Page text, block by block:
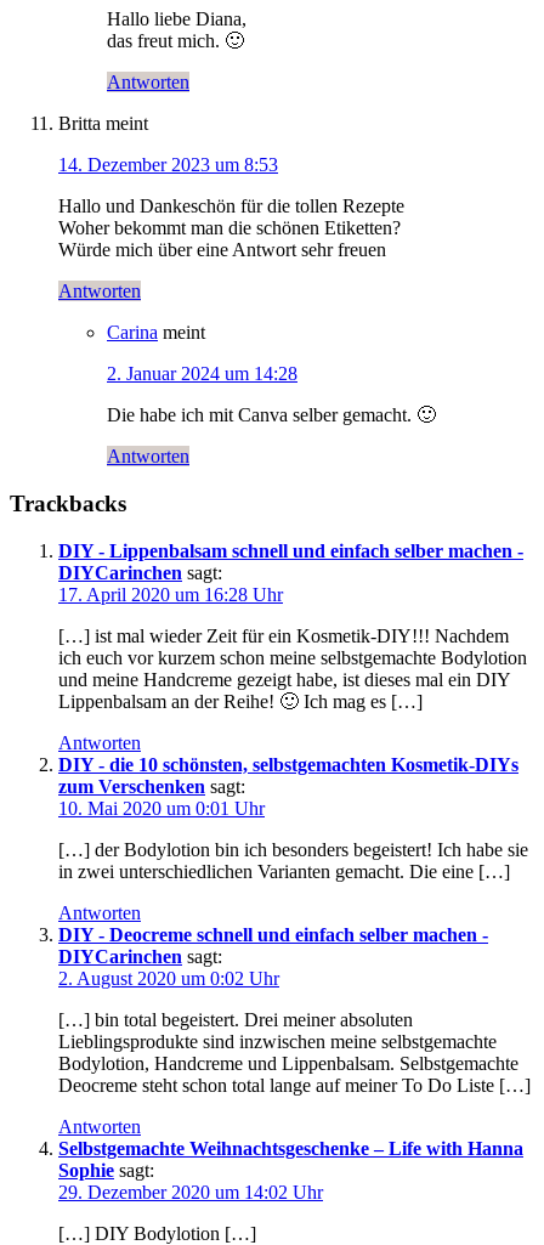
Hallo liebe Diana,
das freut mich. 🙂
Antworten
Britta meint
14. Dezember 2023 um 8:53
Hallo und Dankeschön für die tollen Rezepte
Woher bekommt man die schönen Etiketten?
Würde mich über eine Antwort sehr freuen
Antworten
Carina meint
2. Januar 2024 um 14:28
Die habe ich mit Canva selber gemacht. 🙂
Antworten
Trackbacks
DIY - Lippenbalsam schnell und einfach selber machen -
DIYCarinchen sagt:
17. April 2020 um 16:28 Uhr
[…] ist mal wieder Zeit für ein Kosmetik-DIY!!! Nachdem
ich euch vor kurzem schon meine selbstgemachte Bodylotion
und meine Handcreme gezeigt habe, ist dieses mal ein DIY
Lippenbalsam an der Reihe! 🙂 Ich mag es […]
Antworten
DIY - die 10 schönsten, selbstgemachten Kosmetik-DIYs
zum Verschenken sagt:
10. Mai 2020 um 0:01 Uhr
[…] der Bodylotion bin ich besonders begeistert! Ich habe sie
in zwei unterschiedlichen Varianten gemacht. Die eine […]
Antworten
DIY - Deocreme schnell und einfach selber machen -
DIYCarinchen sagt:
2. August 2020 um 0:02 Uhr
[…] bin total begeistert. Drei meiner absoluten
Lieblingsprodukte sind inzwischen meine selbstgemachte
Bodylotion, Handcreme und Lippenbalsam. Selbstgemachte
Deocreme steht schon total lange auf meiner To Do Liste […]
Antworten
Selbstgemachte Weihnachtsgeschenke – Life with Hanna
Sophie sagt:
29. Dezember 2020 um 14:02 Uhr
[…] DIY Bodylotion […]